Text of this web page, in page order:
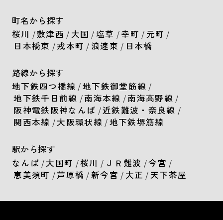
町名から探す
桜川 /敷津西 / 大国 /塩草 /幸町 / 元町 /
日本橋東 /戎本町 / 浪速東 / 日本橋
路線から探す
地下鉄四つ橋線 /地下鉄御堂筋線 /
地下鉄千日前線 /南海本線 /南海高野線 /
阪神電鉄阪神なんば /近鉄難波・奈良線 /
関西本線 /大阪環状線 /地下鉄堺筋線
駅から探す
なんば /大国町 /桜川 / ＪＲ難波 /今宮 /
恵美須町 /芦原橋 /新今宮 / 大正 / 天下茶屋